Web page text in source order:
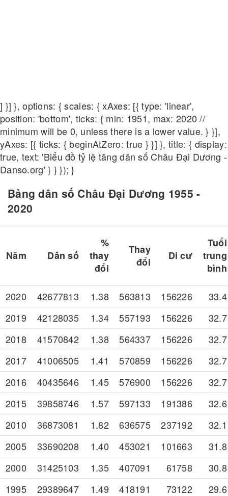
] }] }, options: { scales: { xAxes: [{ type: 'linear',
position: 'bottom', ticks: { min: 1951, max: 2020 //
minimum will be 0, unless there is a lower value. } }],
yAxes: [{ ticks: { beginAtZero: true } }] }, title: { display:
true, text: 'Biểu đồ tỷ lệ tăng dân số Châu Đại Dương -
Danso.org' } } }); }
Bảng dân số Châu Đại Dương 1955 -
2020
Năm Dân số
%
thay
đổi
Thay
đổi
Di cư
Tuổi
trung
bình
2020 42677813 1.38 563813 156226
33.4
2019
42128035 1.34 557193 156226
32.7
2018
41570842 1.38 564337 156226
32.7
2017
41006505 1.41 570859 156226
32.7
2016
40435646 1.45 576900 156226
32.7
2015
39858746 1.57 597133 191386
32.6
2010
36873081 1.82 636575 237192
32.1
2005
33690208 1.40 453021 101663
31.8
2000
31425103 1.35 407091 61758
30.8
1995
29389647 1.49 418191 73122
29.6